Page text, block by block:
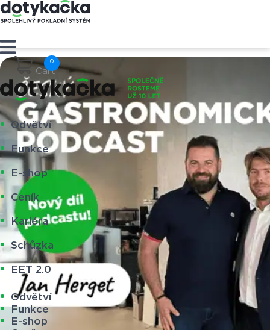
Cart
Odvětví
Funkce
E-shop
Ceník
Kariéra
Schůzka
EET 2.0
Odvětví
Funkce
E-shop